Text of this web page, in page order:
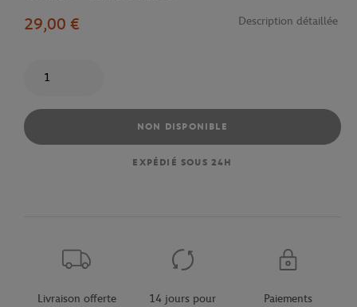
29,00 €
Description détaillée
NON DISPONIBLE
EXPÉDIÉ SOUS 24H
Livraison offerte
14 jours pour
Paiements